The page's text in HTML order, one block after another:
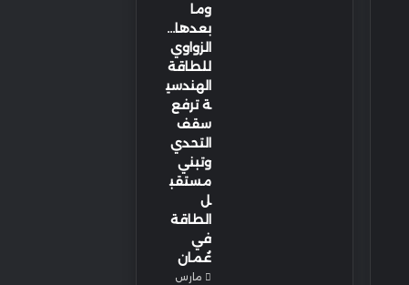
وما
بعدها…
الزواوي
للطاقة
الهندسي
ة ترفع
سقف
التحدي
وتبني
مستقب
ل
الطاقة
في
عُمان
مارس